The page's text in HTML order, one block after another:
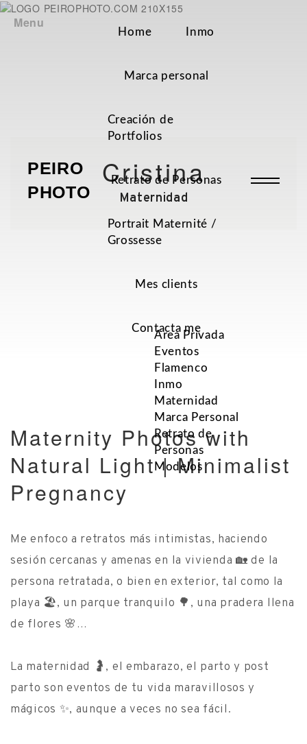
PEIRO
PHOTO
Menu
Home Inmo
Marca personal
Creación de
Portfolios
Retrato de Personas
Portrait Maternité /
Grossesse
Mes clients
Area Privada
Eventos
Flamenco
Inmo
Maternidad
Marca Personal
Retrato de
Personas
Modelos
Contacta me
Cristina
Maternidad
Maternity Photos with
Natural Light | Minimalist
Pregnancy
Me enfoco a retratos más intimistas, haciendo
sesión cercanas y amenas en la vivienda 🏡 de la
persona retratada, o bien en exterior, tal como la
playa 🏖️, un parque tranquilo 🌳, una pradera llena
de flores 🌸…
La maternidad 🤰, el embarazo, el parto y post
parto son eventos de tu vida maravillosos y
mágicos ✨, aunque a veces no sea fácil.